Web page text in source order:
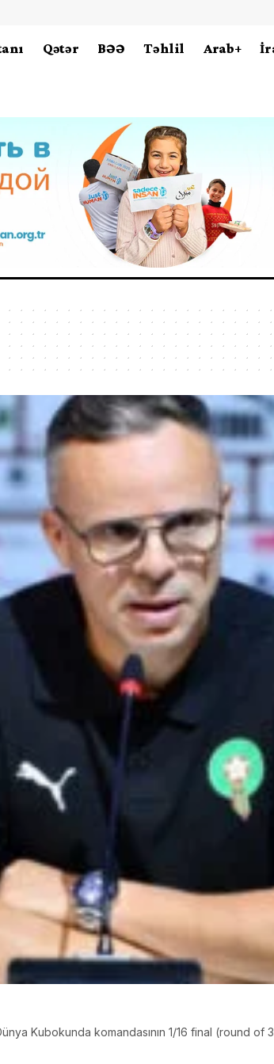
Qətər BƏƏ Təhlil Arab+
Kubokunda komandasının 1/16 final (round of